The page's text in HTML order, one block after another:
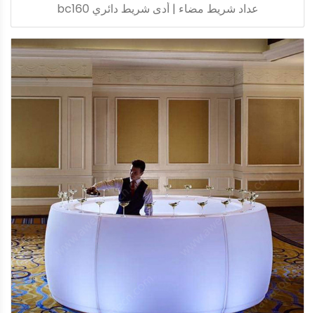
عداد شريط مضاء | أدى شريط دائري bc160